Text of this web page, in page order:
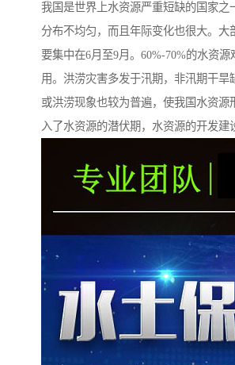
我国是世界上水资源严重短缺的国家之
分布不均匀，而且年际变化也很大。大
要集中在6月至9月。60%-70%的水资源
用。洪涝灾害多发于汛期，非汛期干旱
或洪涝现象也较为普遍，使我国水资源
入了水资源的潜伏期，水资源的开发建